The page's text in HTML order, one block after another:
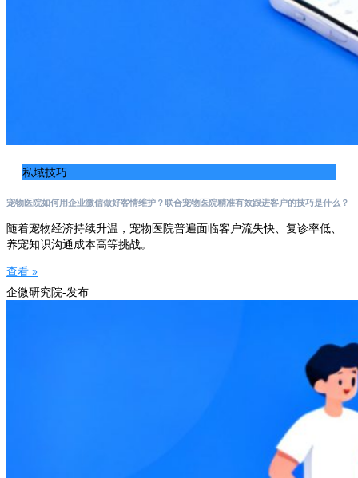
私域技巧
宠物医院如何用企业微信做好客情维护？联合宠物医院精准有效跟进客户的技巧是什么？
随着宠物经济持续升温，宠物医院普遍面临客户流失快、复诊率低、
养宠知识沟通成本高等挑战。
查看 »
企微研究院-发布